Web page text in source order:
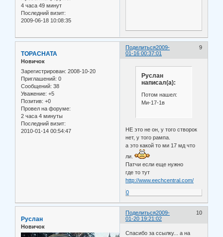
4 часа 49 минут
Последний визит:
2009-06-18 10:08:35
Поделиться 9
2009-
01-16 00:37:01
TOPACHATA
Новичок
Зарегистрирован: 2008-10-20
Приглашений: 0
Сообщений: 38
Уважение: +5
Позитив: +0
Провел на форуме:
2 часа 4 минуты
Последний визит:
2010-01-14 00:54:47
Руслан
написал(а):
Потом нашел:
Ми-17-1в
НЕ это не он, у того створок
нет, у того рампа.
а это какой то ми 17 мд что
ли.
Патчи если еще нужно
где то тут
http://www.eechcentral.com/
0
Поделиться 10
2009-
01-20 19:21:02
Руслан
Новичок
Спасибо за ссылку... а на